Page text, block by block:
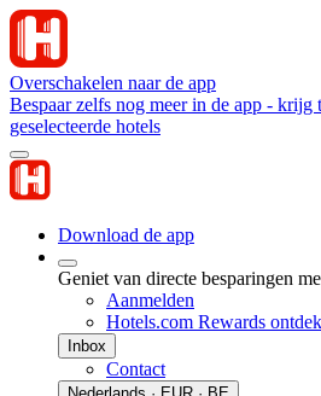
Overschakelen naar de app
Bespaar zelfs nog meer in de app -
geselecteerde hotels
Download de app
Geniet van directe besparingen
Aanmelden
Hotels.com Rewards
Inbox
Contact